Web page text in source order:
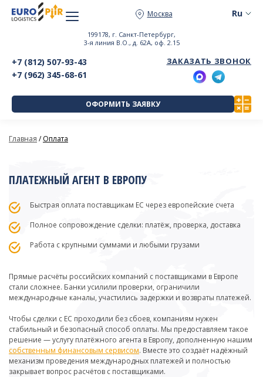
Москва
199178, г. Санкт-Петербург,
3-я линия В.О., д. 62А, оф. 2.15
+7 (812) 507-93-43
+7 (962) 345-68-61
ЗАКАЗАТЬ ЗВОНОК
ОФОРМИТЬ ЗАЯВКУ
Главная /Оплата
ПЛАТЕЖНЫЙ АГЕНТ В ЕВРОПУ
Быстрая оплата поставщикам ЕС через европейские счета
Полное сопровождение сделки: платёж, проверка, доставка
Работа с крупными суммами и любыми грузами
Прямые расчёты российских компаний с поставщиками в Европе
стали сложнее. Банки усилили проверки, ограничили
международные каналы, участились задержки и возвраты платежей.
Чтобы сделки с ЕС проходили без сбоев, компаниям нужен
стабильный и безопасный способ оплаты. Мы предоставляем такое
решение — услугу платёжного агента в Европу, дополненную нашим
собственным финансовым сервисом. Вместе это создаёт надёжный
механизм проведения международных платежей и полностью
закрывает вопрос расчётов с поставщиками.